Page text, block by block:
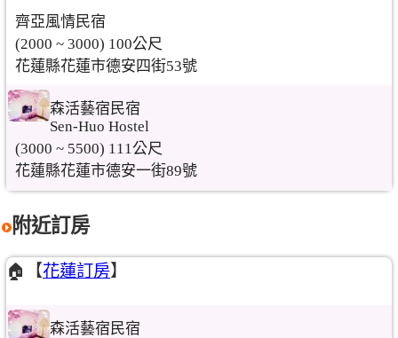
齊亞風情民宿
(2000 ~ 3000) 100公尺
花蓮縣花蓮市德安四街53號
森活藝宿民宿
Sen-Huo Hostel
(3000 ~ 5500) 111公尺
花蓮縣花蓮市德安一街89號
附近訂房
🏠【花蓮訂房】
森活藝宿民宿